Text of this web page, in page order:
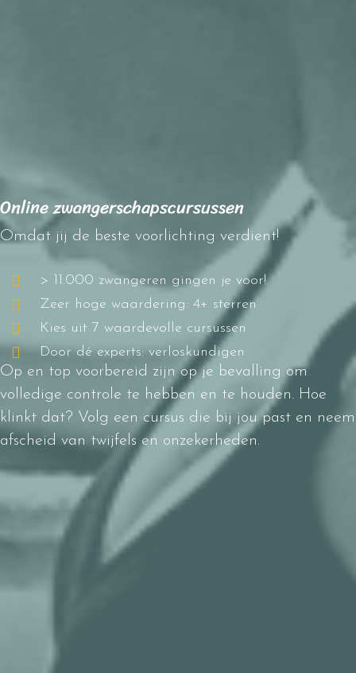
Online zwangerschapscursussen
Omdat jij de beste voorlichting verdient!
> 11.000 zwangeren gingen je voor!
Zeer hoge waardering: 4+ sterren
Kies uit 7 waardevolle cursussen
Door dé experts: verloskundigen
Op en top voorbereid zijn op je bevalling om
volledige controle te hebben en te houden. Hoe
klinkt dat? Volg een cursus die bij jou past en neem
afscheid van twijfels en onzekerheden.